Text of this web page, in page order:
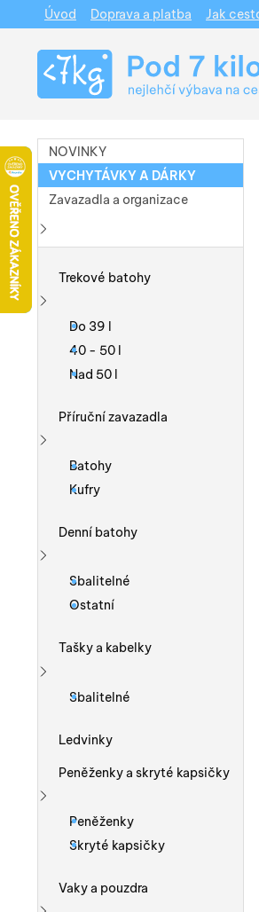
NOVINKY
VYCHYTÁVKY A DÁRKY
Zavazadla a organizace
Trekové batohy
Zobrazit více
Do 39 l
40 - 50 l
Nad 50 l
Příruční zavazadla
Zobrazit více
Batohy
Kufry
Denní batohy
Zobrazit více
Sbalitelné
Ostatní
Tašky a kabelky
Zobrazit více
Sbalitelné
Ledvinky
Peněženky a skryté kapsičky
Zobrazit více
Peněženky
Skryté kapsičky
Vaky a pouzdra
Navigace
Úvod Doprava a platba Jak